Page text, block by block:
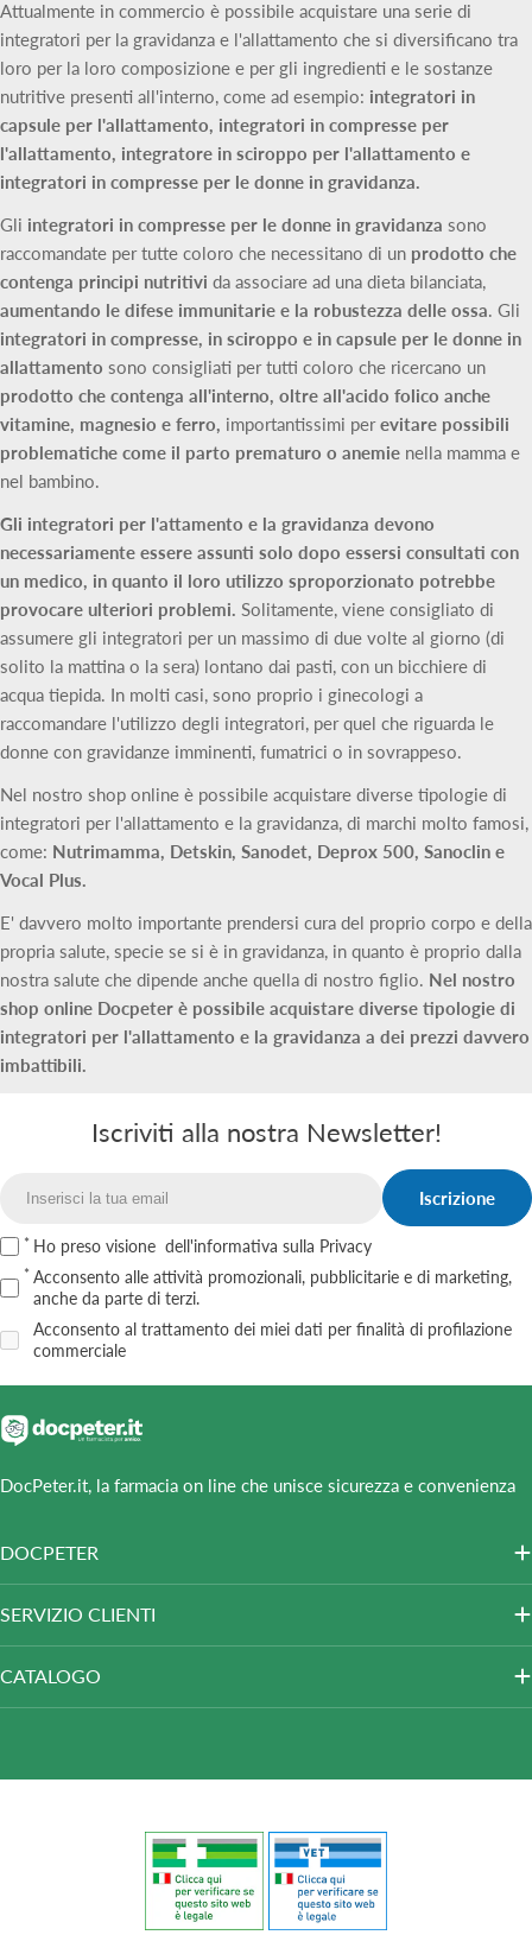
Attualmente in commercio è possibile acquistare una serie di
integratori per la gravidanza e l'allattamento che si diversificano tra
loro per la loro composizione e per gli ingredienti e le sostanze
nutritive presenti all'interno, come ad esempio: integratori in
capsule per l'allattamento, integratori in compresse per
l'allattamento, integratore in sciroppo per l'allattamento e
integratori in compresse per le donne in gravidanza.
Gli integratori in compresse per le donne in gravidanza sono
raccomandate per tutte coloro che necessitano di un prodotto che
contenga principi nutritivi da associare ad una dieta bilanciata,
aumentando le difese immunitarie e la robustezza delle ossa. Gli
integratori in compresse, in sciroppo e in capsule per le donne in
allattamento sono consigliati per tutti coloro che ricercano un
prodotto che contenga all'interno, oltre all'acido folico anche
vitamine, magnesio e ferro, importantissimi perevitare possibili
problematiche come il parto prematuro o anemie nella mamma e
nel bambino.
Gli integratori per l'attamento e la gravidanza devono
necessariamente essere assunti solo dopo essersi consultati con
un medico, in quanto il loro utilizzo sproporzionato potrebbe
provocare ulteriori problemi. Solitamente, viene consigliato di
assumere gli integratori per un massimo di due volte al giorno (di
solito la mattina o la sera) lontano dai pasti, con un bicchiere di
acqua tiepida. In molti casi, sono proprio i ginecologi a
raccomandare l'utilizzo degli integratori, per quel che riguarda le
donne con gravidanze imminenti, fumatrici o in sovrappeso.
Nel nostro shop online è possibile acquistare diverse tipologie di
integratori per l'allattamento e la gravidanza, di marchi molto famosi,
come: Nutrimamma, Detskin, Sanodet, Deprox 500, Sanoclin e
Vocal Plus.
E' davvero molto importante prendersi cura del proprio corpo e della
propria salute, specie se si è in gravidanza, in quanto è proprio dalla
nostra salute che dipende anche quella di nostro figlio. Nel nostro
shop online Docpeter è possibile acquistare diverse tipologie di
integratori per l'allattamento e la gravidanza a dei prezzi davvero
imbattibili.
Iscriviti alla nostra Newsletter!
Iscrizione
Ho preso visione dell'informativa sulla Privacy
Acconsento alle attività promozionali, pubblicitarie e di marketing,
anche da parte di terzi.
Acconsento al trattamento dei miei dati per finalità di profilazione
commerciale
DocPeter.it, la farmacia on line che unisce sicurezza e convenienza
DOCPETER
SERVIZIO CLIENTI
CATALOGO